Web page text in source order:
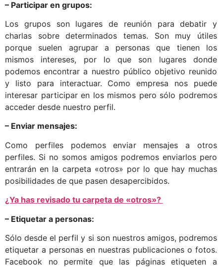
– Participar en grupos:
Los grupos son lugares de reunión para debatir y
charlas sobre determinados temas. Son muy útiles
porque suelen agrupar a personas que tienen los
mismos intereses, por lo que son lugares donde
podemos encontrar a nuestro público objetivo reunido
y listo para interactuar. Como empresa nos puede
interesar participar en los mismos pero sólo podremos
acceder desde nuestro perfil.
– Enviar mensajes:
Como perfiles podemos enviar mensajes a otros
perfiles. Si no somos amigos podremos enviarlos pero
entrarán en la carpeta «otros» por lo que hay muchas
posibilidades de que pasen desapercibidos.
¿Ya has revisado tu carpeta de «otros»?
– Etiquetar a personas:
Sólo desde el perfil y si son nuestros amigos, podremos
etiquetar a personas en nuestras publicaciones o fotos.
Facebook no permite que las páginas etiqueten a